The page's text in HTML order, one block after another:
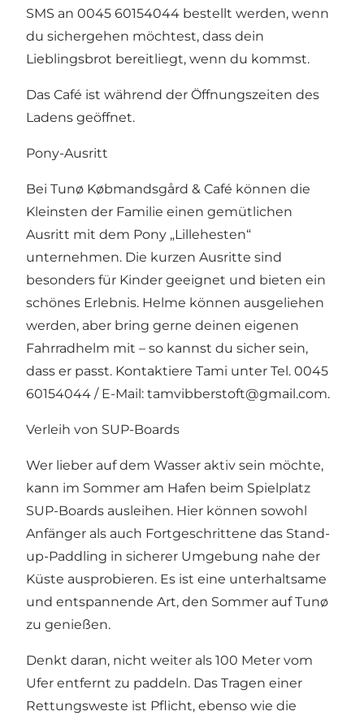
SMS an 0045 60154044 bestellt werden, wenn
du sichergehen möchtest, dass dein
Lieblingsbrot bereitliegt, wenn du kommst.
Das Café ist während der Öffnungszeiten des
Ladens geöffnet.
Pony-Ausritt
Bei Tunø Købmandsgård & Café können die
Kleinsten der Familie einen gemütlichen
Ausritt mit dem Pony „Lillehesten“
unternehmen. Die kurzen Ausritte sind
besonders für Kinder geeignet und bieten ein
schönes Erlebnis. Helme können ausgeliehen
werden, aber bring gerne deinen eigenen
Fahrradhelm mit – so kannst du sicher sein,
dass er passt. Kontaktiere Tami unter Tel. 0045
60154044 / E-Mail: tamvibberstoft@gmail.com.
Verleih von SUP-Boards
Wer lieber auf dem Wasser aktiv sein möchte,
kann im Sommer am Hafen beim Spielplatz
SUP-Boards ausleihen. Hier können sowohl
Anfänger als auch Fortgeschrittene das Stand-
up-Paddling in sicherer Umgebung nahe der
Küste ausprobieren. Es ist eine unterhaltsame
und entspannende Art, den Sommer auf Tunø
zu genießen.
Denkt daran, nicht weiter als 100 Meter vom
Ufer entfernt zu paddeln. Das Tragen einer
Rettungsweste ist Pflicht, ebenso wie die